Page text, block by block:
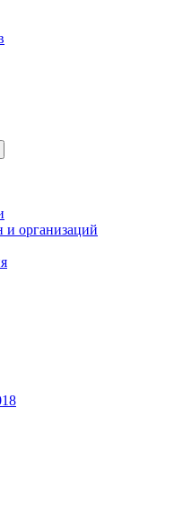
организаций